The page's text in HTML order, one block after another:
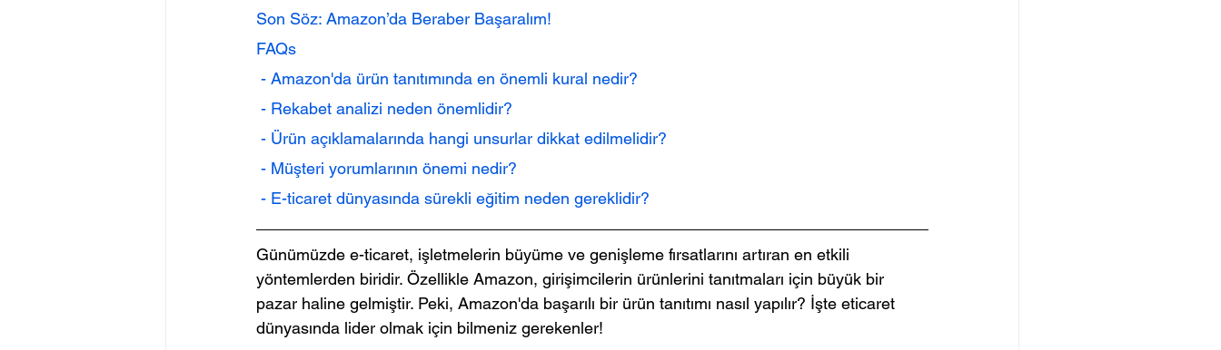
Son Söz: Amazon’da Beraber Başaralım!
FAQs
- Amazon'da ürün tanıtımında en önemli kural nedir?
- Rekabet analizi neden önemlidir?
- Ürün açıklamalarında hangi unsurlar dikkat edilmelidir?
- Müşteri yorumlarının önemi nedir?
- E-ticaret dünyasında sürekli eğitim neden gereklidir?
Günümüzde e-ticaret, işletmelerin büyüme ve genişleme fırsatlarını artıran en etkili
yöntemlerden biridir. Özellikle Amazon, girişimcilerin ürünlerini tanıtmaları için büyük bir
pazar haline gelmiştir. Peki, Amazon'da başarılı bir ürün tanıtımı nasıl yapılır? İşte eticaret
dünyasında lider olmak için bilmeniz gerekenler!